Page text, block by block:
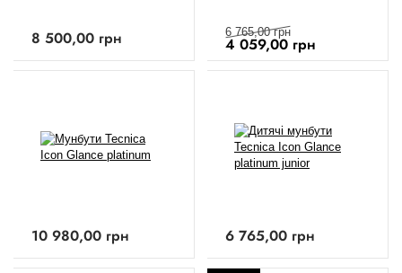
8 500,00 грн 6 765,00 грн
4 059,00 грн
10 980,00 грн 6 765,00 грн